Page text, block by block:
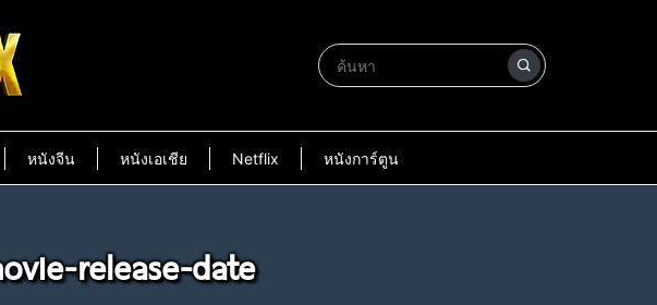
หนังจีน หนังเอเชีย Netflix หนังการ์ตูน
release-date